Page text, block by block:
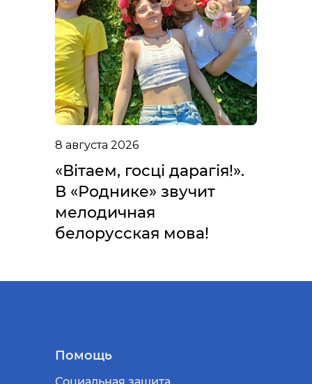
8 августа 2026
«Вітаем, госці дарагія!».
В «Роднике» звучит
мелодичная
белорусская мова!
Помощь